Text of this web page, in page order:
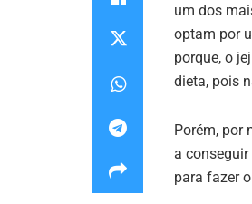
um dos
optam por
porque, o
dieta, pois
Porém, por
a
para fazer